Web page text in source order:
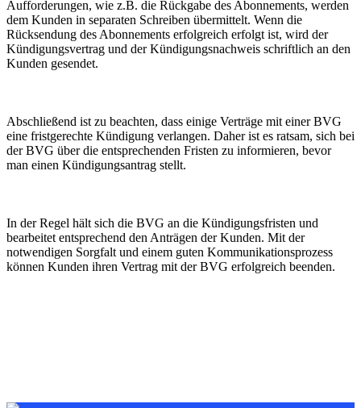
Aufforderungen, wie z.B. die Rückgabe des Abonnements, werden
dem Kunden in separaten Schreiben übermittelt. Wenn die
Rücksendung des Abonnements erfolgreich erfolgt ist, wird der
Kündigungsvertrag und der Kündigungsnachweis schriftlich an den
Kunden gesendet.
Abschließend ist zu beachten, dass einige Verträge mit einer BVG
eine fristgerechte Kündigung verlangen. Daher ist es ratsam, sich bei
der BVG über die entsprechenden Fristen zu informieren, bevor
man einen Kündigungsantrag stellt.
In der Regel hält sich die BVG an die Kündigungsfristen und
bearbeitet entsprechend den Anträgen der Kunden. Mit der
notwendigen Sorgfalt und einem guten Kommunikationsprozess
können Kunden ihren Vertrag mit der BVG erfolgreich beenden.